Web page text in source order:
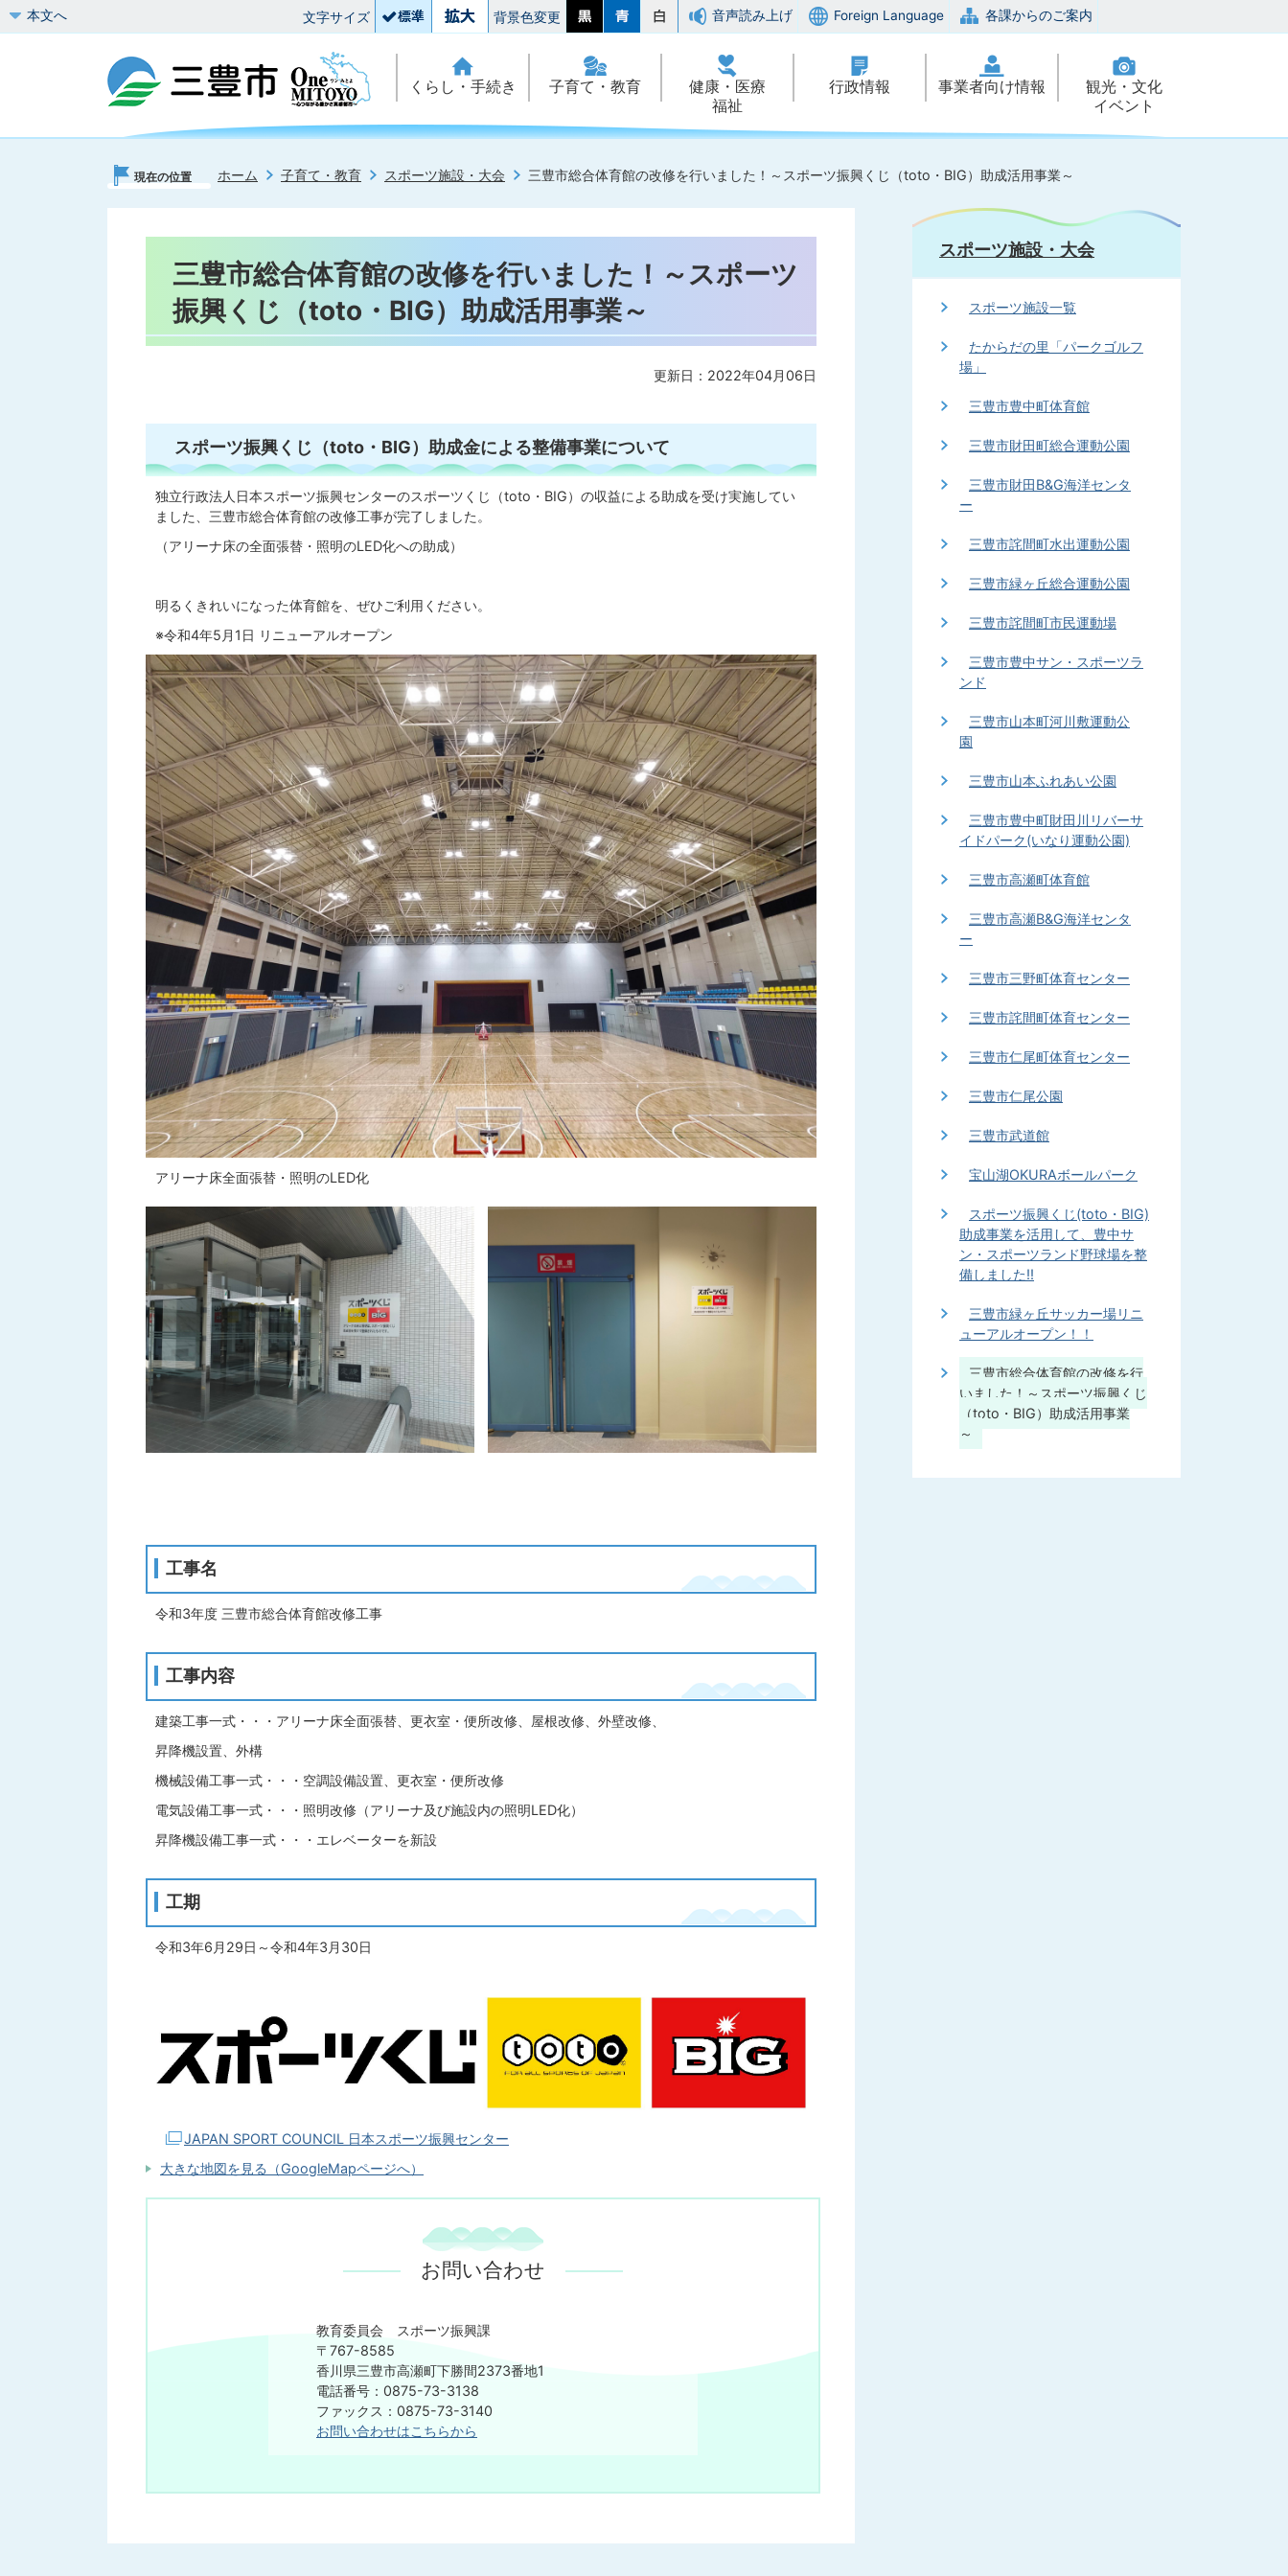
本文へ 文字サイズ 背景色変更 音声読み上げ Foreign Language 各課からのご案内
くらし・手続き 子育て・教育
健康・医療
福祉
行政情報 事業者向け情報
観光・文化
イベント
現在の位置 ホーム 子育て・教育 スポーツ施設・大会 三豊市総合体育館の改修を行いました！～スポーツ振興くじ（toto・BIG）助成活用事業～
三豊市総合体育館の改修を行いました！～スポーツ
振興くじ（toto・BIG）助成活用事業～
更新日：2022年04月06日
スポーツ振興くじ（toto・BIG）助成金による整備事業について
独立行政法人日本スポーツ振興センターのスポーツくじ（toto・BIG）の収益による助成を受け実施してい
ました、三豊市総合体育館の改修工事が完了しました。
（アリーナ床の全面張替・照明のLED化への助成）
明るくきれいになった体育館を、ぜひご利用ください。
※令和4年5月1日 リニューアルオープン
アリーナ床全面張替・照明のLED化
工事名
令和3年度 三豊市総合体育館改修工事
工事内容
建築工事一式・・・アリーナ床全面張替、更衣室・便所改修、屋根改修、外壁改修、
昇降機設置、外構
機械設備工事一式・・・空調設備設置、更衣室・便所改修
電気設備工事一式・・・照明改修（アリーナ及び施設内の照明LED化）
昇降機設備工事一式・・・エレベーターを新設
工期
令和3年6月29日～令和4年3月30日
JAPAN SPORT COUNCIL 日本スポーツ振興センター
大きな地図を見る（GoogleMapページへ）
お問い合わせ
教育委員会 スポーツ振興課
〒767-8585
香川県三豊市高瀬町下勝間2373番地1
電話番号：0875-73-3138
ファックス：0875-73-3140
お問い合わせはこちらから
スポーツ施設・大会
スポーツ施設一覧
たからだの里「パークゴルフ
場」
三豊市豊中町体育館
三豊市財田町総合運動公園
三豊市財田B&G海洋センタ
ー
三豊市詫間町水出運動公園
三豊市緑ヶ丘総合運動公園
三豊市詫間町市民運動場
三豊市豊中サン・スポーツラ
ンド
三豊市山本町河川敷運動公
園
三豊市山本ふれあい公園
三豊市豊中町財田川リバーサ
イドパーク(いなり運動公園)
三豊市高瀬町体育館
三豊市高瀬B&G海洋センタ
ー
三豊市三野町体育センター
三豊市詫間町体育センター
三豊市仁尾町体育センター
三豊市仁尾公園
三豊市武道館
宝山湖OKURAボールパーク
スポーツ振興くじ(toto・BIG)
助成事業を活用して、豊中サ
ン・スポーツランド野球場を整
備しました!!
三豊市緑ヶ丘サッカー場リニ
ューアルオープン！！
三豊市総合体育館の改修を行
いました！～スポーツ振興くじ
（toto・BIG）助成活用事業
～